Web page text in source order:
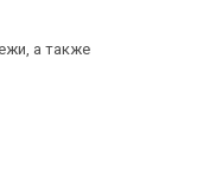
а также